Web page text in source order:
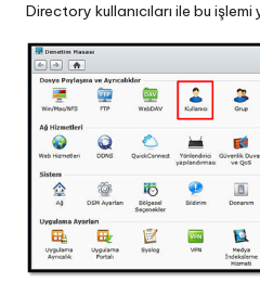
Directory kullanıcıları ile bu